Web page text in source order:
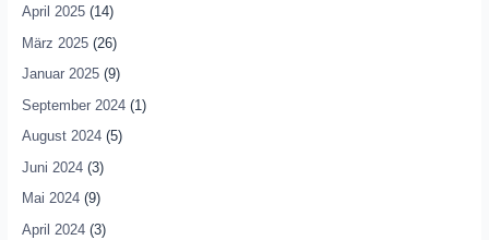
April 2025(14)
März 2025(26)
Januar 2025(9)
September 2024(1)
August 2024(5)
Juni 2024(3)
Mai 2024(9)
April 2024(3)